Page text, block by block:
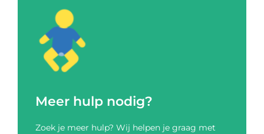
Meer hulp nodig?
Zoek je meer hulp? Wij helpen je graag met